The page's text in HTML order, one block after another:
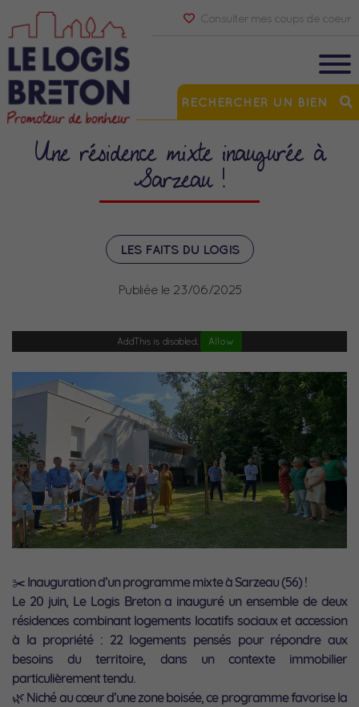
Consulter mes coups de coeur
RECHERCHER UN BIEN
Une résidence mixte inaugurée à
Sarzeau !
LES FAITS DU LOGIS
Publiée le 23/06/2025
AddThis is disabled. Allow
✂️ Inauguration d’un programme mixte à Sarzeau (56) !
Le 20 juin, Le Logis Breton a inauguré un ensemble de deux
résidences combinant logements locatifs sociaux et accession
à la propriété : 22 logements pensés pour répondre aux
besoins du territoire, dans un contexte immobilier
particulièrement tendu.
🌿 Niché au cœur d’une zone boisée, ce programme favorise la